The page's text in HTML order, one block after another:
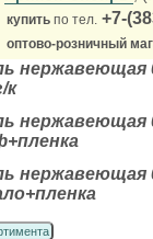
купить по тел. +7-
оптово-розничный
нержавеющая
к
нержавеющая
нержавеющая